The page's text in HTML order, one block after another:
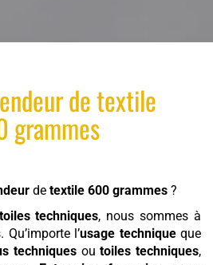
detextile
grammes
de textile 600 grammes ?
techniques, nous sommes à
Qu’importe l’usage techniqueque
techniquesoutoiles techniques,